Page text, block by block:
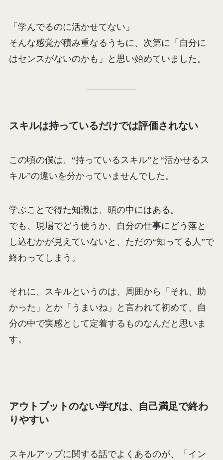
「学んでるのに活かせてない」
そんな感覚が積み重なるうちに、次第に「自分に
はセンスがないのかも」と思い始めていました。
スキルは持っているだけでは評価されない
この頃の僕は、“持っているスキル”と“活かせるス
キル”の違いを分かっていませんでした。
学ぶことで得た知識は、頭の中にはある。
でも、現場でどう使うか、自分の仕事にどう落と
し込むかが見えていないと、ただの“知ってる人”で
終わってしまう。
それに、スキルというのは、周囲から「それ、助
かった」とか「うまいね」と言われて初めて、自
分の中で実感として定着するものなんだと思いま
す。
アウトプットのない学びは、自己満足で終わ
りやすい
スキルアップに関する話でよくあるのが、「イン